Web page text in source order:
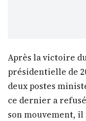
Après la victoire
présidentielle de
deux postes
ce dernier a
son mouvement, il